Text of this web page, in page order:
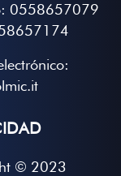
0558657079
© 2023